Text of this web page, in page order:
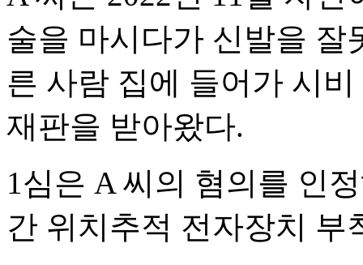
술을 마시다가 신발을 잘
른 사람 집에 들어가 시
재판을 받아왔다.
1심은 A 씨의 혐의를 인
간 위치추적 전자장치 부